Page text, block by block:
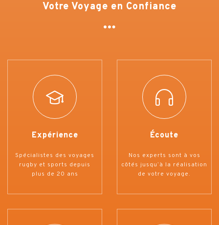
Votre Voyage en Confiance
Expérience
Spécialistes des voyages
rugby et sports depuis
plus de 20 ans
Écoute
Nos experts sont à vos
côtés jusqu’à la réalisation
de votre voyage.